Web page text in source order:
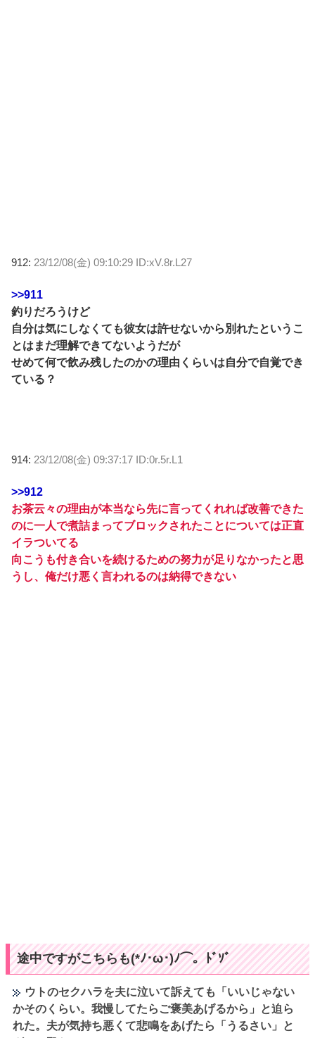
912: 23/12/08(金) 09:10:29 ID:xV.8r.L27
>>911
釣りだろうけど
自分は気にしなくても彼女は許せないから別れたというこ
とはまだ理解できてないようだが
せめて何で飲み残したのかの理由くらいは自分で自覚でき
ている？
914: 23/12/08(金) 09:37:17 ID:0r.5r.L1
>>912
お茶云々の理由が本当なら先に言ってくれれば改善できた
のに一人で煮詰まってブロックされたことについては正直
イラついてる
向こうも付き合いを続けるための努力が足りなかったと思
うし、俺だけ悪く言われるのは納得できない
途中ですがこちらも(*ﾉ･ω･)ﾉ⌒。ﾄﾞｿﾞ
ウトのセクハラを夫に泣いて訴えても「いいじゃない
かそのくらい。我慢してたらご褒美あげるから」と迫ら
れた。夫が気持ち悪くて悲鳴をあげたら「うるさい」と